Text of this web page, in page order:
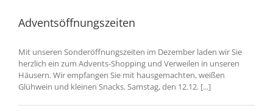
Adventsöffnungszeiten
Mit unseren Sonderöffnungszeiten im Dezember laden wir Sie
herzlich ein zum Advents-Shopping und Verweilen in unseren
Häusern. Wir empfangen Sie mit hausgemachten, weißen
Glühwein und kleinen Snacks. Samstag, den 12.12. [...]